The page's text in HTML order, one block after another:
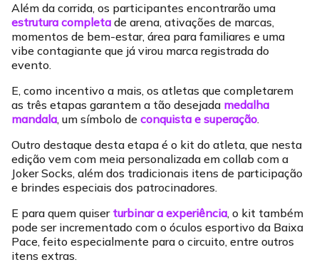
Além da corrida, os participantes encontrarão uma
estrutura completa de arena, ativações de marcas,
momentos de bem-estar, área para familiares e uma
vibe contagiante que já virou marca registrada do
evento.
E, como incentivo a mais, os atletas que completarem
as três etapas garantem a tão desejada medalha
mandala, um símbolo de conquista e superação.
Outro destaque desta etapa é o kit do atleta, que nesta
edição vem com meia personalizada em collab com a
Joker Socks, além dos tradicionais itens de participação
e brindes especiais dos patrocinadores.
E para quem quiser turbinar a experiência, o kit também
pode ser incrementado com o óculos esportivo da Baixa
Pace, feito especialmente para o circuito, entre outros
itens extras.